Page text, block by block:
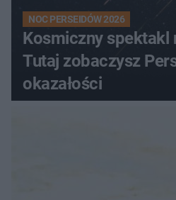
NOC PERSEIDÓW 2026
Kosmiczny spektakl
Tutaj zobaczysz
okazałości